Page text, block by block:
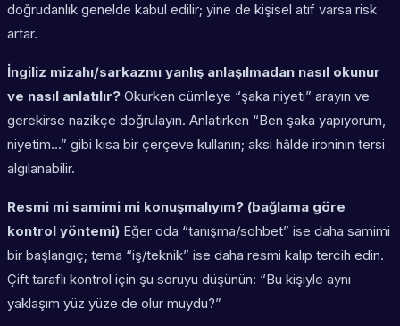
doğrudanlık genelde kabul edilir; yine de kişisel atıf varsa risk
artar.
İngiliz mizahı/sarkazmı yanlış anlaşılmadan nasıl okunur
ve nasıl anlatılır? Okurken cümleye “şaka niyeti” arayın ve
gerekirse nazikçe doğrulayın. Anlatırken “Ben şaka yapıyorum,
niyetim…” gibi kısa bir çerçeve kullanın; aksi hâlde ironinin tersi
algılanabilir.
Resmi mi samimi mi konuşmalıyım? (bağlama göre
kontrol yöntemi) Eğer oda “tanışma/sohbet” ise daha samimi
bir başlangıç; tema “iş/teknik” ise daha resmi kalıp tercih edin.
Çift taraflı kontrol için şu soruyu düşünün: “Bu kişiyle aynı
yaklaşım yüz yüze de olur muydu?”